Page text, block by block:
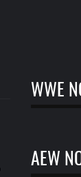
WWE
AEW